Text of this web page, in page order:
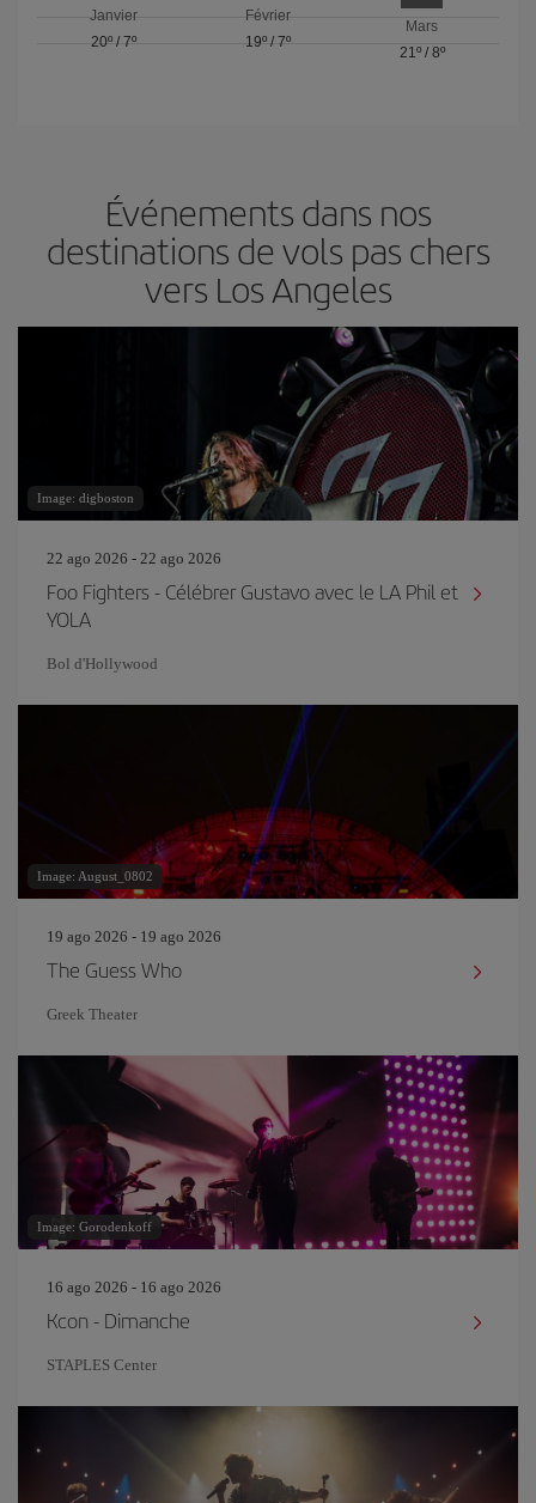
Janvier
20º /7º
Février
19º / 7º
Mars
21º/ 8º
Événements dans nos
destinations de vols pas chers
vers Los Angeles
Image: digboston
22 ago 2026 - 22 ago 2026
Foo Fighters - Célébrer Gustavo avec le LA Phil et
YOLA
Bol d'Hollywood
Image: August_0802
19 ago 2026 - 19 ago 2026
The Guess Who
Greek Theater
Image: Gorodenkoff
16 ago 2026 - 16 ago 2026
Kcon - Dimanche
STAPLES Center